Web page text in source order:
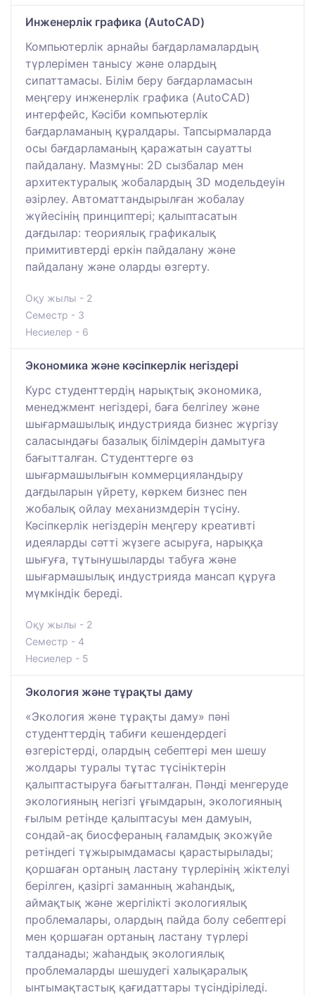
Инженерлік графика (AutoCAD)
Компьютерлік арнайы бағдарламалардың
түрлерімен танысу және олардың
сипаттамасы. Білім беру бағдарламасын
меңгеру инженерлік графика (AutoCAD)
интерфейс, Кәсіби компьютерлік
бағдарламаның құралдары. Тапсырмаларда
осы бағдарламаның қаражатын сауатты
пайдалану. Мазмұны: 2D сызбалар мен
архитектуралық жобалардың 3D модельдеуін
әзірлеу. Автоматтандырылған жобалау
жүйесінің принциптері; қалыптасатын
дағдылар: теориялық графикалық
примитивтерді еркін пайдалану және
пайдалану және оларды өзгерту.
Оқу жылы - 2
Семестр - 3
Несиелер - 6
Экономика және кәсіпкерлік негіздері
Курс студенттердің нарықтық экономика,
менеджмент негіздері, баға белгілеу және
шығармашылық индустрияда бизнес жүргізу
саласындағы базалық білімдерін дамытуға
бағытталған. Студенттерге өз
шығармашылығын коммерцияландыру
дағдыларын үйрету, көркем бизнес пен
жобалық ойлау механизмдерін түсіну.
Кәсіпкерлік негіздерін меңгеру креативті
идеяларды сәтті жүзеге асыруға, нарыққа
шығуға, тұтынушыларды табуға және
шығармашылық индустрияда мансап құруға
мүмкіндік береді.
Оқу жылы - 2
Семестр - 4
Несиелер - 5
Экология және тұрақты даму
«Экология және тұрақты даму» пәні
студенттердің табиғи кешендердегі
өзгерістерді, олардың себептері мен шешу
жолдары туралы тұтас түсініктерін
қалыптастыруға бағытталған. Пәнді менгеруде
экологияның негізгі ұғымдарын, экологияның
ғылым ретінде қалыптасуы мен дамуын,
сондай-ақ биосфераның ғаламдық экожүйе
ретіндегі тұжырымдамасы қарастырылады;
қоршаған ортаның ластану түрлерінің жіктелуі
берілген, қазіргі заманның жаһандық,
аймақтық және жергілікті экологиялық
проблемалары, олардың пайда болу себептері
мен қоршаған ортаның ластану түрлері
талданады; жаһандық экологиялық
проблемаларды шешудегі халықаралық
ынтымақтастық қағидаттары түсіндіріледі.